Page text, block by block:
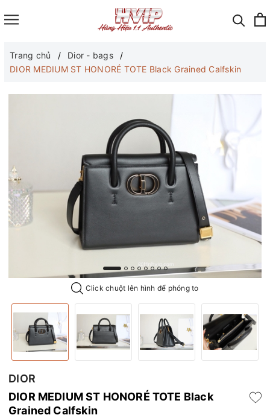
Trang chủ
Dior - bags
DIOR MEDIUM ST HONORÉ TOTE Black Grained Calfskin
Click chuột lên hình để phóng to
DIOR
DIOR MEDIUM ST HONORÉ TOTE Black
Grained Calfskin